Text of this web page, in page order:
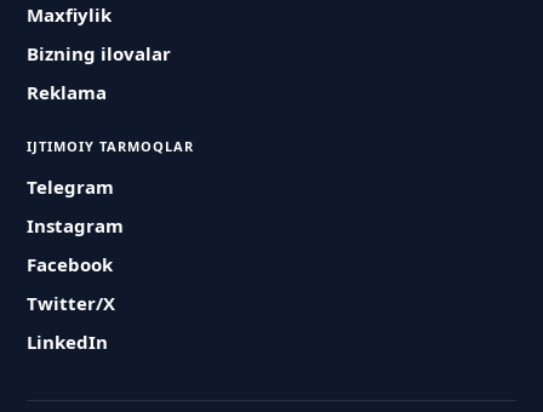
Maxfiylik
Bizning ilovalar
Reklama
IJTIMOIY TARMOQLAR
Telegram
Instagram
Facebook
Twitter/X
LinkedIn